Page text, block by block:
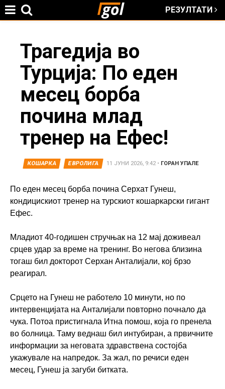
РЕЗУЛТАТИ
You
here
Трагедија во
Турција: По еден
месец борба
почина млад
тренер на Ефес!
КОШАРКА ЕВРОЛИГА 11 ЈУНИ 2026, 9:42• ГОРАН УПАЛЕ
По еден месец борба почина Серхат Гунеш,
кондицискиот тренер на турскиот кошаркарски гигант
Ефес.
Младиот 40-годишен стручњак на 12 мај доживеал
срцев удар за време на тренинг. Во негова близина
тогаш бил докторот Серхан Анталијали, кој брзо
реагирал.
Срцето на Гунеш не работело 10 минути, но по
интервенцијата на Анталијали повторно почнало да
чука. Потоа пристигнала Итна помош, која го пренела
во болница. Таму веднаш бил интубиран, а првичните
информации за неговата здравствена состојба
укажувале на напредок. За жал, по речиси еден
месец, Гунеш ја загуби битката.